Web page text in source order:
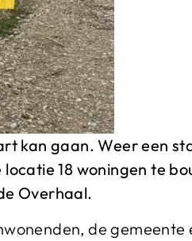
kan gaan. Weer een
18 woningen te
Overhaal.
de gemeente